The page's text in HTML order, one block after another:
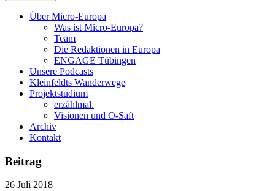
Über Micro-Europa
Was ist Micro-Europa?
Team
Die Redaktionen in Europa
ENGAGE Tübingen
Unsere Podcasts
Kleinfeldts Wanderwege
Projektstudium
erzählmal.
Visionen und O-Saft
Archiv
Kontakt
Beitrag
26 Juli 2018